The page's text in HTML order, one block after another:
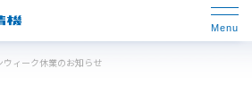
ウィーク休業のお知らせ